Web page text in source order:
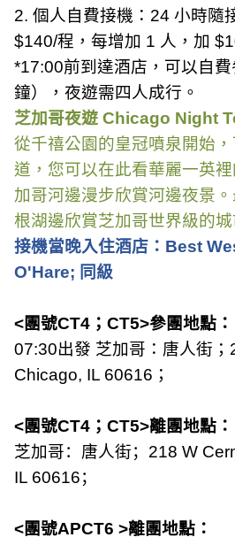
2. 個人自費接機： 24 小時隨
$140/程，每增加 1 人，加
*17:00前到達酒店，可以自
鐘），夜遊需四人成行。
芝加哥夜遊 Chicago Night
從千禧公園的皇冠噴泉開始
道，您可以在此看華麗一英
加哥河邊漫步欣賞河邊夜景
根湖邊欣賞芝加哥世界級的城
接機當晚入住酒店： Best
O'Hare; 同級
<團號CT4 ； CT5>參團地點：
07:30出發 芝加哥：唐人街；
Chicago, IL 60616 ；
<團號CT4 ； CT5>離團地點：
芝加哥：唐人街； 218 W
IL 60616；
<團號APCT6 >離團地點：